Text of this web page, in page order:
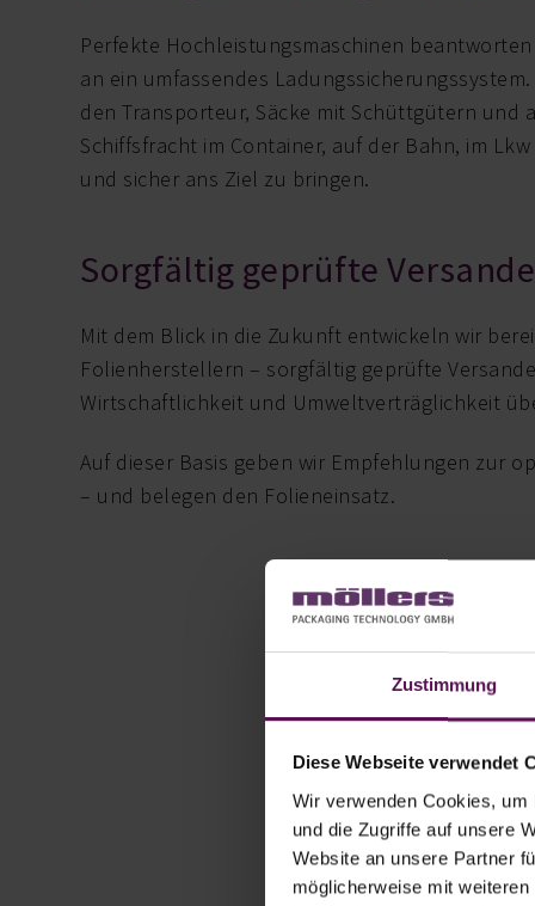
Zustimmung
Diese Webseite verwendet
Wir verwenden Cookies,
und die Zugriffe auf unsere
Website an unsere Partner
möglicherweise mit
Perfekte Hochleistungsmaschinen
an ein umfassendes
den Transporteur, Säcke mit Schüttgütern und
Schiffsfracht im Container, auf der Bahn, im
und sicher ans Ziel zu bringen.
Sorgfältig geprüfte
Mit dem Blick in die Zukunft entwickeln wir
Folienherstellern – sorgfältig geprüfte
Wirtschaftlichkeit und Umweltverträglichkeit
Auf dieser Basis geben wir Empfehlungen zur
– und belegen den Folieneinsatz.
Installationen